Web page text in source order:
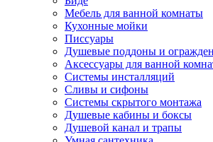
Мебель для ванной комнаты
Кухонные мойки
Писсуары
Душевые поддоны и
Аксессуары для ванной
Системы инсталляций
Сливы и сифоны
Системы скрытого монтажа
Душевые кабины и боксы
Душевой канал и трапы